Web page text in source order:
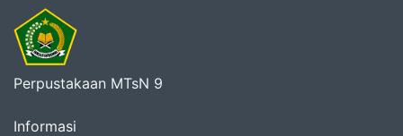
Perpustakaan MTsN 9
Informasi